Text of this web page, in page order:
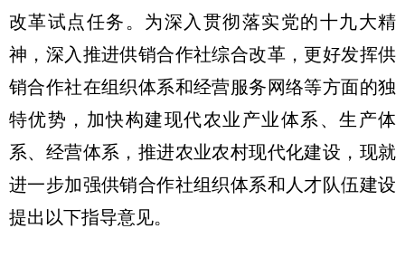
改革试点任务。为深入贯彻落实党的十九大精
神，深入推进供销合作社综合改革，更好发挥供
销合作社在组织体系和经营服务网络等方面的独
特优势，加快构建现代农业产业体系、生产体
系、经营体系，推进农业农村现代化建设，现就
进一步加强供销合作社组织体系和人才队伍建设
提出以下指导意见。